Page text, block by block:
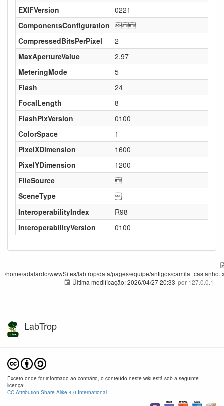
EXIFVersion
0221
ComponentsConfiguration 
CompressedBitsPerPixel
2
MaxApertureValue
2.97
MeteringMode
5
Flash
24
FocalLength
8
FlashPixVersion
0100
ColorSpace
1
PixelXDimension
1600
PixelYDimension
1200
FileSource

SceneType

InteroperabilityIndex
R98
InteroperabilityVersion
0100
/home/adalardo/wwwSites/labtrop/data/pages/equipe/antigos/
Última modificação:2026/04/27 20:33 por 127.0.0.1
LabTrop
Exceto onde for informado ao contrário, o conteúdo neste wiki está sob a seguinte
licença:
CC Attribution-Share Alike 4.0 International